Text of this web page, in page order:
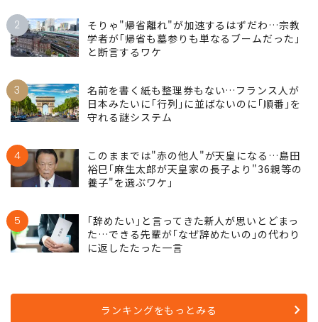
2
そりゃ"帰省離れ"が加速するはずだわ…宗教
学者が｢帰省も墓参りも単なるブームだった｣
と断言するワケ
3
名前を書く紙も整理券もない…フランス人が
日本みたいに｢行列｣に並ばないのに｢順番｣を
守れる謎システム
4
このままでは"赤の他人"が天皇になる…島田
裕巳｢麻生太郎が天皇家の長子より"36親等の
養子"を選ぶワケ｣
5
｢辞めたい｣と言ってきた新人が思いとどまっ
た…できる先輩が｢なぜ辞めたいの｣の代わり
に返したたった一言
ランキングをもっとみる